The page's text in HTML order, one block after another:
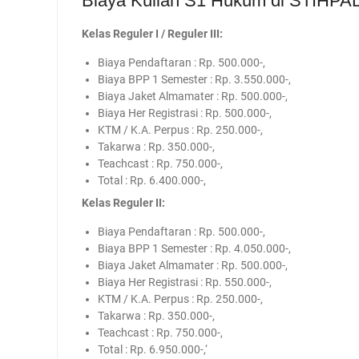
Kelas Reguler I / Reguler III:
Biaya Pendaftaran : Rp. 500.000-,
Biaya BPP 1 Semester : Rp. 3.550.000-,
Biaya Jaket Almamater : Rp. 500.000-,
Biaya Her Registrasi : Rp. 500.000-,
KTM / K.A. Perpus : Rp. 250.000-,
Takarwa : Rp. 350.000-,
Teachcast : Rp. 750.000-,
Total : Rp. 6.400.000-,
Kelas Reguler II:
Biaya Pendaftaran : Rp. 500.000-,
Biaya BPP 1 Semester : Rp. 4.050.000-,
Biaya Jaket Almamater : Rp. 500.000-,
Biaya Her Registrasi : Rp. 550.000-,
KTM / K.A. Perpus : Rp. 250.000-,
Takarwa : Rp. 350.000-,
Teachcast : Rp. 750.000-,
Total : Rp. 6.950.000-,‘